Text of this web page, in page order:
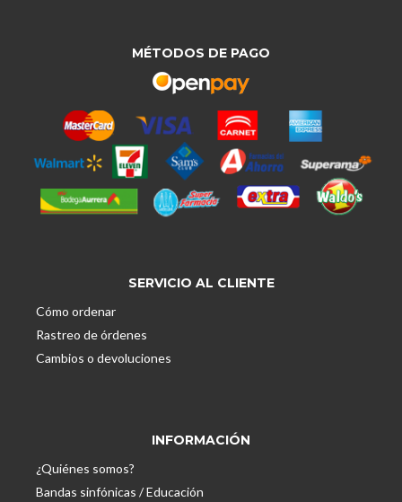
MÉTODOS DE PAGO
SERVICIO AL CLIENTE
Cómo ordenar
Rastreo de órdenes
Cambios o devoluciones
INFORMACIÓN
¿Quiénes somos?
Bandas sinfónicas / Educación